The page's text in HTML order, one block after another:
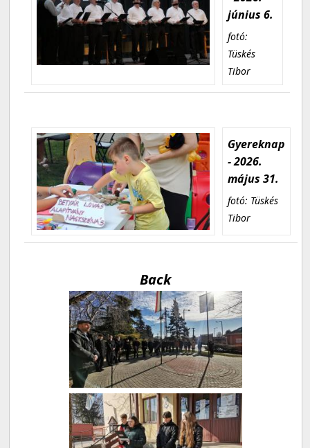
június 6.
fotó:
Tüskés
Tibor
Gyereknap
- 2026.
május 31.
fotó: Tüskés
Tibor
Back